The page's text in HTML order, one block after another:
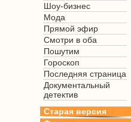
Шоу-бизнес
Мода
Прямой эфир
Смотри в оба
Пошутим
Гороскоп
Последняя страница
Документальный
детектив
Старая версия